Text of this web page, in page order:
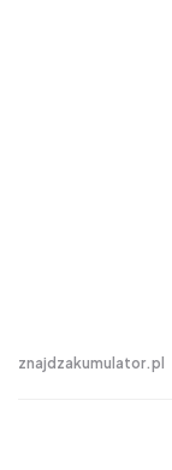
znajdzakumulator.pl